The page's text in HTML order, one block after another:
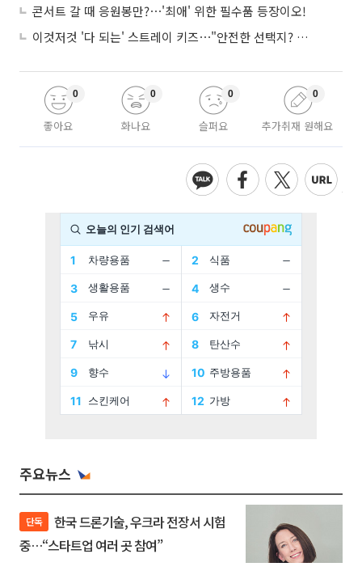
콘서트 갈 때 응원봉만?⋯'최애' 위한 필수품 등장이오!
이것저것 '다 되는' 스트레이 키즈⋯"안전한 선택지? 도전이 재밌죠"
좋아요
0
화나요
0
슬퍼요
0
추가취재 원해요
0
주요뉴스
단독
중…“스타트업 여러 곳 참여”